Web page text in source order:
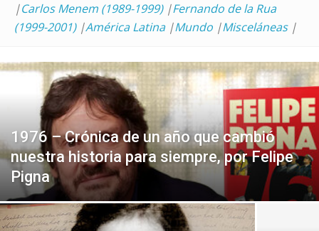
|Carlos Menem (1989-1999)|Fernando de la Rua
(1999-2001)|América Latina|Mundo |Misceláneas|
1976 – Crónica de un año que cambió
nuestra historia para siempre, por Felipe
Pigna